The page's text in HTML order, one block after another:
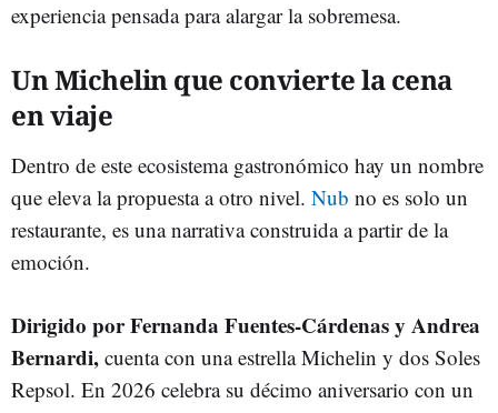
experiencia pensada para alargar la sobremesa.
Un Michelin que convierte la cena
en viaje
Dentro de este ecosistema gastronómico hay un nombre
que eleva la propuesta a otro nivel. Nub no es solo un
restaurante, es una narrativa construida a partir de la
emoción.
Dirigido por Fernanda Fuentes-Cárdenas y Andrea
Bernardi, cuenta con una estrella Michelin y dos Soles
Repsol. En 2026 celebra su décimo aniversario con un